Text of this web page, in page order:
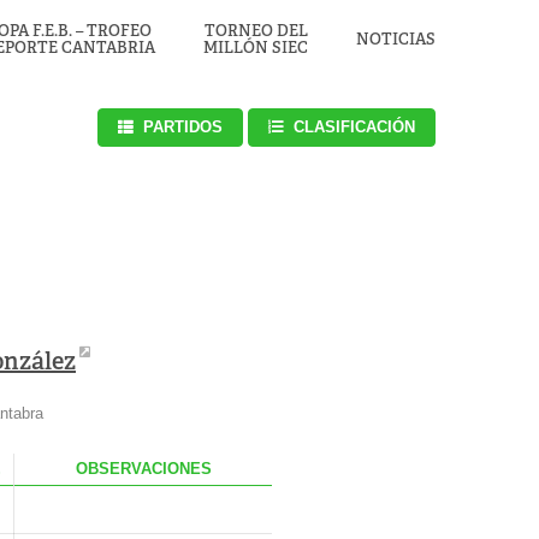
F.E.B. – TROFEO
CANTABRIA
TORNEO DEL
MILLÓN SIEC
NOTICIAS
PARTIDOS CLASIFICACIÓN
OBS ERVACIONES